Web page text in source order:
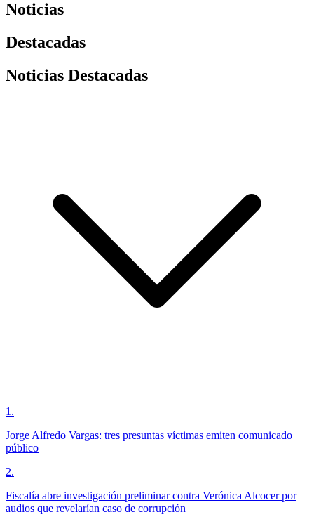
Noticias
Destacadas
Noticias Destacadas
1 .
Jorge Alfredo Vargas: tres presuntas víctimas emiten comunicado
público
2.
Fiscalía abre investigación preliminar contra Verónica Alcocer por
audios que revelarían caso de corrupción